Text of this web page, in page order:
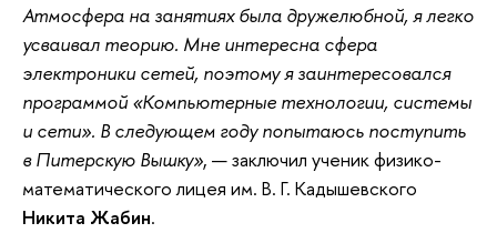
Атмосфера на занятиях была дружелюбной, я легко
усваивал теорию. Мне интересна сфера
электроники сетей, поэтому я заинтересовался
программой «Компьютерные технологии, системы
и сети». В следующем году попытаюсь поступить
в Питерскую Вышку», — заключил ученик физико-
математического лицея им. В. Г. Кадышевского
Никита Жабин.